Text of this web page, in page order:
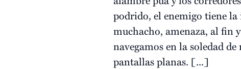
podrido, el enemigo tiene
muchacho, amenaza, al fin
navegamos en la soledad
pantallas planas. [...]